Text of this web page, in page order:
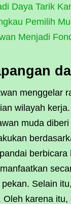
Daya Tarik
Pemilih
Menjadi
menggelar
wilayah
muda
Selain
karena